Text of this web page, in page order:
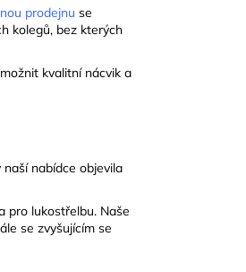
prodejnu se
kolegů, bez kterých
kvalitní nácvik a
nabídce objevila
pro lukostřelbu. Naše
se zvyšujícím se